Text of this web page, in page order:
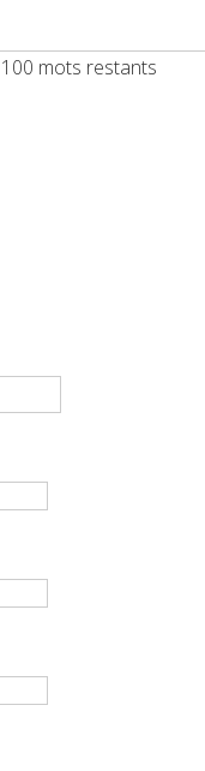
100 mots restants